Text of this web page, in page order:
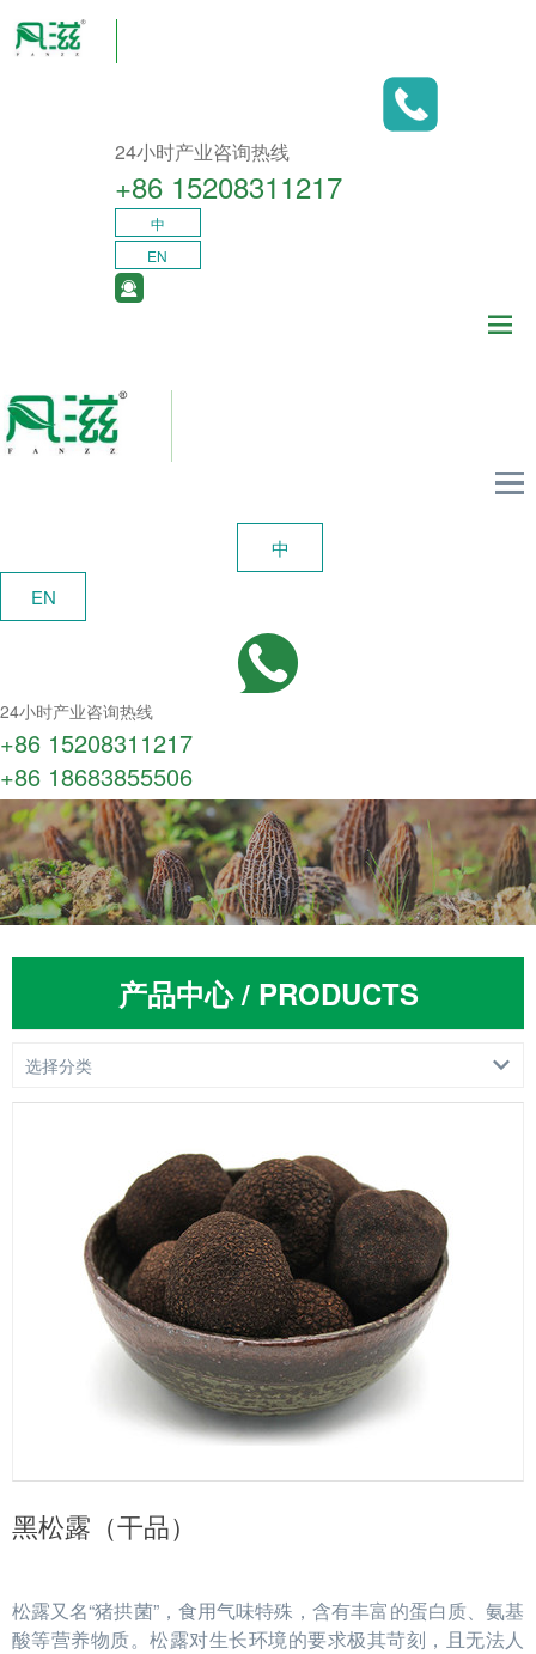
24小时产业咨询热线
+86 15208311217​
中
EN
中
EN
24小时产业咨询热线
+86 15208311217​
+86 18683855506
产品中心 / PRODUCTS
选择分类
黑松露（干品）
松露又名“猪拱菌”，食用气味特殊，含有丰富的蛋白质、 氨基
酸等营养物质。松露对生长环境的要求极其苛刻，且无法人